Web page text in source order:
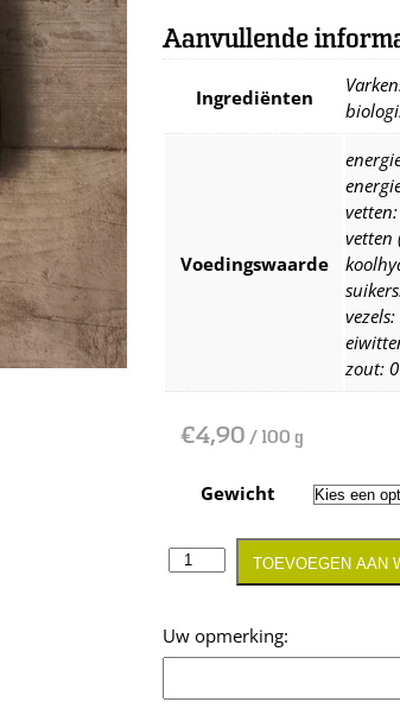
Aanvullende
Ingrediënten
Voedingswaarde
vetten
vezels:
zout: 0
€4,90 / 100 g
Gewicht
Opmerking
TOEVOEGEN AAN